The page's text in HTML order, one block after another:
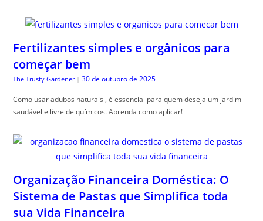
Fertilizantes simples e orgânicos para
começar bem
The Trusty Gardener | 30 de outubro de 2025
Como usar adubos naturais , é essencial para quem deseja um jardim
saudável e livre de químicos. Aprenda como aplicar!
Organização Financeira Doméstica: O
Sistema de Pastas que Simplifica toda
sua Vida Financeira